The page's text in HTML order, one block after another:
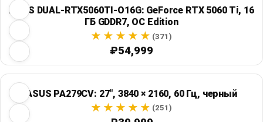
ASUS DUAL-RTX5060TI-O16G: GeForce RTX 5060 Ti, 16
ГБ GDDR7, OC Edition
(371)
₽54,999
ASUS PA279CV: 27", 3840 × 2160, 60 Гц, черный
(251)